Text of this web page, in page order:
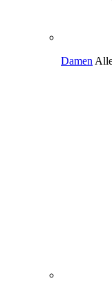
Damen